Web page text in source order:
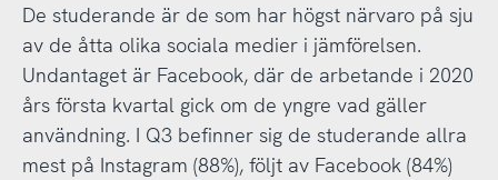
De studerande är de som har högst närvaro på sju
av de åtta olika sociala medier i jämförelsen.
Undantaget är Facebook, där de arbetande i 2020
års första kvartal gick om de yngre vad gäller
användning. I Q3 befinner sig de studerande allra
mest på Instagram (88%), följt av Facebook (84%)